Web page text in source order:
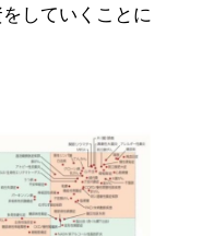
していくことに